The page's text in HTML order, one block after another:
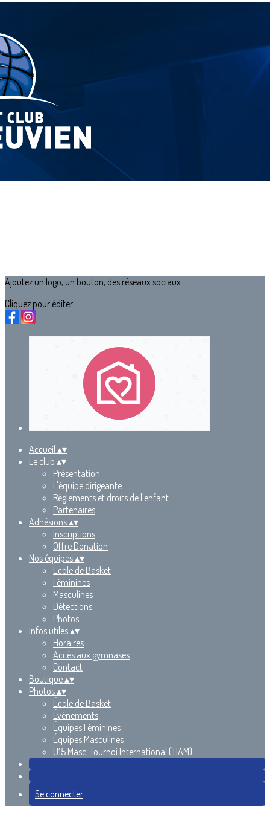
Menu
?>
Images de la page d'accueil
Cliquez pour éditer
Ajoutez un logo, un bouton, des réseaux sociaux
Cliquez pour éditer
Accueil ▴▾
Le club ▴▾
Présentation
L'équipe dirigeante
Règlements et droits de l'enfant
Partenaires
Adhésions▴▾
Inscriptions
Offre Donation
Nos équipes▴▾
Ecole de Basket
Féminines
Masculines
Détections
Photos
Infos utiles▴▾
Horaires
Accès aux gymnases
Contact
Boutique▴▾
Photos▴▾
École de Basket
Évènements
Équipes Féminines
Équipes Masculines
U15 Masc. Tournoi International (TIAM)
Se connecter